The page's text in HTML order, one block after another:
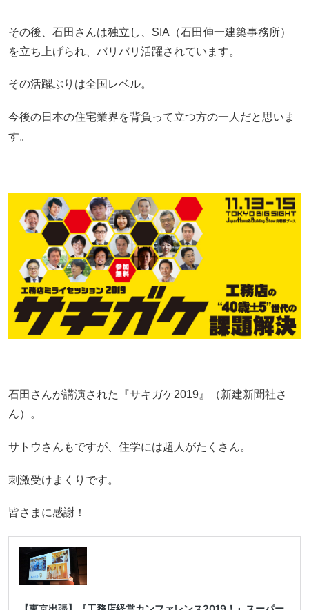
その後、石田さんは独立し、SIA（石田伸一建築事務所）
を立ち上げられ、バリバリ活躍されています。
その活躍ぶりは全国レベル。
今後の日本の住宅業界を背負って立つ方の一人だと思いま
す。
石田さんが講演された『サキガケ2019』（新建新聞社さ
ん）。
サトウさんもですが、住学には超人がたくさん。
刺激受けまくりです。
皆さまに感謝！